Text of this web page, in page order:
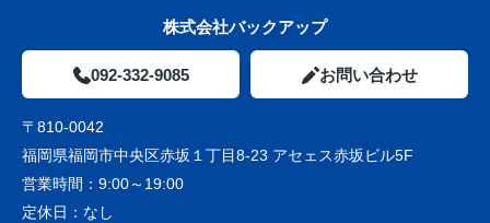
株式会社バックアップ
092-332-9085 お問い合わせ
〒810-0042
福岡県福岡市中央区赤坂１丁目8-23 アセェス赤坂ビル5F
営業時間： 9:00～19:00
定休日： なし